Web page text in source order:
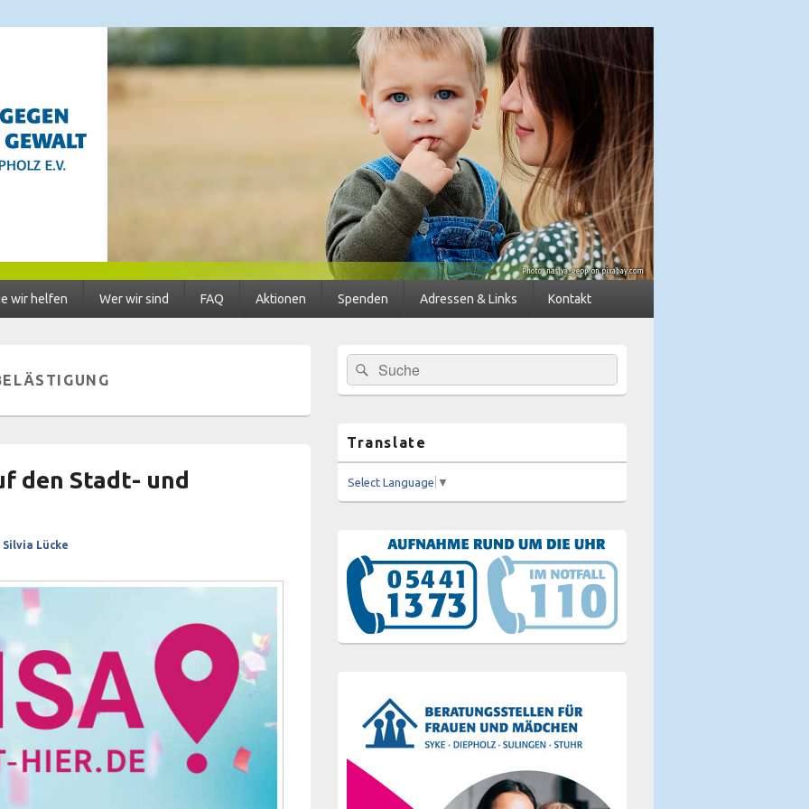
Häusliche Gewalt im Landkreis Diepholz
für Frauen und Mädchen, BISS
wir helfen Wer wir sind FAQ Aktionen Spenden Adressen & Links Kontakt
den Stadt- und
Silvia Lücke
Primärer
Seitenleisten-
Widgetbereich
Suchen
nach:
Suchen
Translate
Select Language ▼